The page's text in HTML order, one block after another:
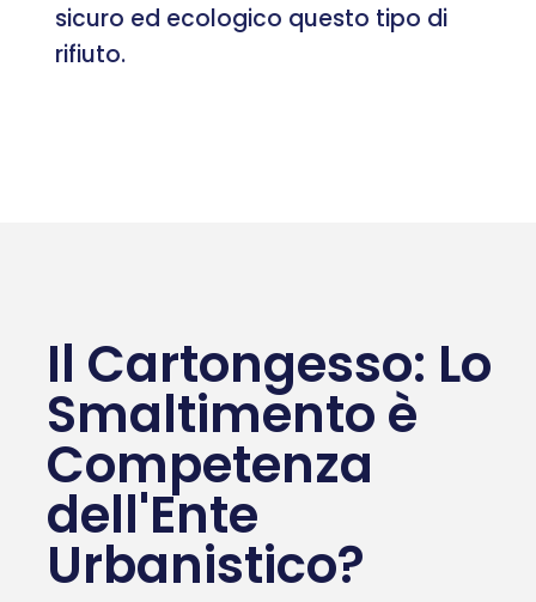
sicuro ed ecologico questo tipo di
rifiuto.
Il Cartongesso: Lo
Smaltimento è
Competenza
dell'Ente
Urbanistico?